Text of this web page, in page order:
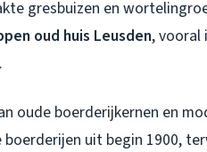
gresbuizen en
oud huis Leusden, vooral
oude boerderijkernen en
uit begin 1900,